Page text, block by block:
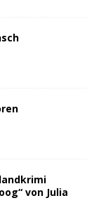
von Julia